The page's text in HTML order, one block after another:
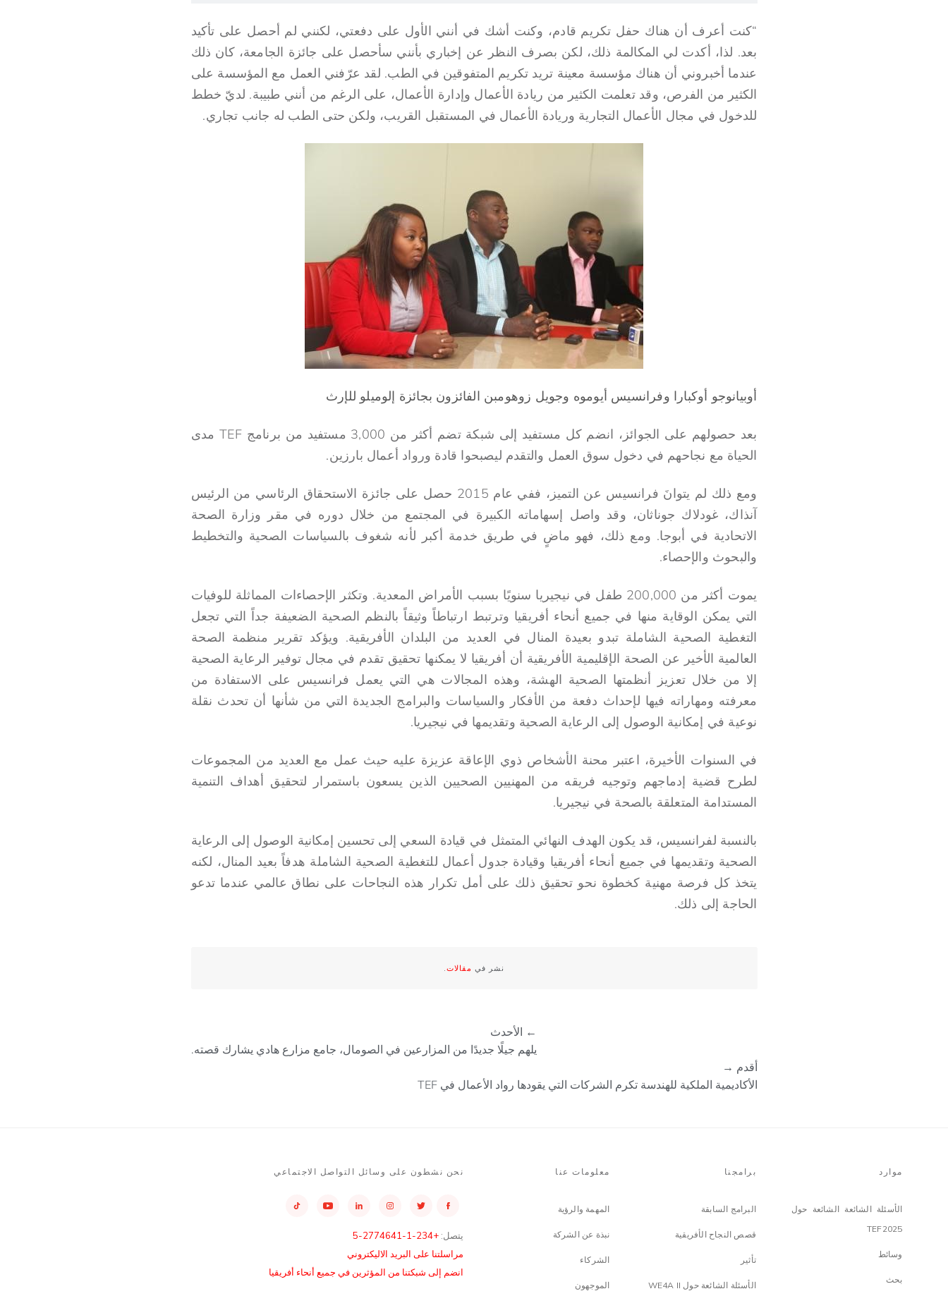
“كنت أعرف أن هناك حفل تكريم قادم، وكنت أشك في أنني الأول على دفعتي، لكنني لم أحصل على تأكيد
بعد. لذا، أكدت لي المكالمة ذلك، لكن بصرف النظر عن إخباري بأنني سأحصل على جائزة الجامعة، كان ذلك
عندما أخبروني أن هناك مؤسسة معينة تريد تكريم المتفوقين في الطب. لقد عرّفني العمل مع المؤسسة على
الكثير من الفرص، وقد تعلمت الكثير من ريادة الأعمال وإدارة الأعمال، على الرغم من أنني طبيبة. لديّ خطط
للدخول في مجال الأعمال التجارية وريادة الأعمال في المستقبل القريب، ولكن حتى الطب له جانب تجاري.
أوبيانوجو أوكبارا وفرانسيس أيوموه وجويل زوهومبن الفائزون بجائزة إلوميلو للإرث
بعد حصولهم على الجوائز، انضم كل مستفيد إلى شبكة تضم أكثر من 3,000 مستفيد من برنامج TEF مدى
الحياة مع نجاحهم في دخول سوق العمل والتقدم ليصبحوا قادة ورواد أعمال بارزين.
ومع ذلك لم يتوانَ فرانسيس عن التميز، ففي عام 2015 حصل على جائزة الاستحقاق الرئاسي من الرئيس
آنذاك، غودلاك جوناثان، وقد واصل إسهاماته الكبيرة في المجتمع من خلال دوره في مقر وزارة الصحة
الاتحادية في أبوجا. ومع ذلك، فهو ماضٍ في طريق خدمة أكبر لأنه شغوف بالسياسات الصحية والتخطيط
والبحوث والإحصاء.
يموت أكثر من 200,000 طفل في نيجيريا سنويًا بسبب الأمراض المعدية. وتكثر الإحصاءات المماثلة للوفيات
التي يمكن الوقاية منها في جميع أنحاء أفريقيا وترتبط ارتباطاً وثيقاً بالنظم الصحية الضعيفة جداً التي تجعل
التغطية الصحية الشاملة تبدو بعيدة المنال في العديد من البلدان الأفريقية. ويؤكد تقرير منظمة الصحة
العالمية الأخير عن الصحة الإقليمية الأفريقية أن أفريقيا لا يمكنها تحقيق تقدم في مجال توفير الرعاية الصحية
إلا من خلال تعزيز أنظمتها الصحية الهشة، وهذه المجالات هي التي يعمل فرانسيس على الاستفادة من
معرفته ومهاراته فيها لإحداث دفعة من الأفكار والسياسات والبرامج الجديدة التي من شأنها أن تحدث نقلة
نوعية في إمكانية الوصول إلى الرعاية الصحية وتقديمها في نيجيريا.
في السنوات الأخيرة، اعتبر محنة الأشخاص ذوي الإعاقة عزيزة عليه حيث عمل مع العديد من المجموعات
لطرح قضية إدماجهم وتوجيه فريقه من المهنيين الصحيين الذين يسعون باستمرار لتحقيق أهداف التنمية
المستدامة المتعلقة بالصحة في نيجيريا.
بالنسبة لفرانسيس، قد يكون الهدف النهائي المتمثل في قيادة السعي إلى تحسين إمكانية الوصول إلى الرعاية
الصحية وتقديمها في جميع أنحاء أفريقيا وقيادة جدول أعمال للتغطية الصحية الشاملة هدفاً بعيد المنال، لكنه
يتخذ كل فرصة مهنية كخطوة نحو تحقيق ذلك على أمل تكرار هذه النجاحات على نطاق عالمي عندما تدعو
الحاجة إلى ذلك.
نشر في مقالات.
← الأحدث
يلهم جيلًا جديدًا من المزارعين في الصومال، جامع مزارع هادي يشارك قصته.
أقدم →
الأكاديمية الملكية للهندسة تكرم الشركات التي يقودها رواد الأعمال في TEF
نحن نشطون على وسائل التواصل الاجتماعي
يتصل: +234-1-2774641-5
مراسلتنا على البريد الاليكتروني
انضم إلى شبكتنا من المؤثرين في جميع أنحاء أفريقيا
معلومات عنا
المهمة والرؤية
نبذة عن الشركة
الشركاء
الموجهون
برامجنا
البرامج السابقة
قصص النجاح الأفريقية
تأثير
الأسئلة الشائعة حول WE4A II
موارد
الأسئلة الشائعة الشائعة حول
TEF2025
وسائط
بحث